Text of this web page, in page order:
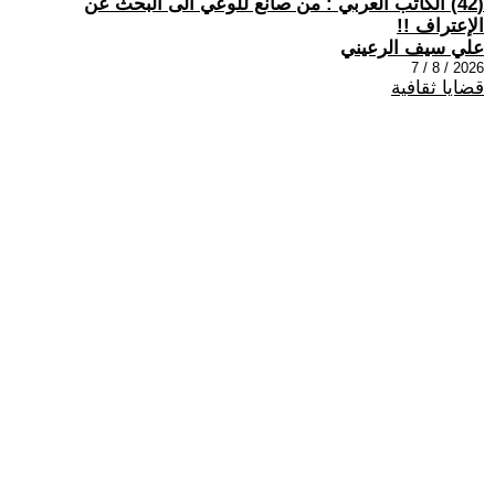
الإعتراف !!
علي سيف الرعيني
2026 / 8 / 7
قضايا ثقافية